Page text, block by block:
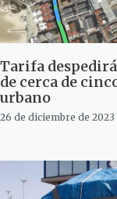
Tarifa
de cerca de
urbano
26 de diciembre de 2023